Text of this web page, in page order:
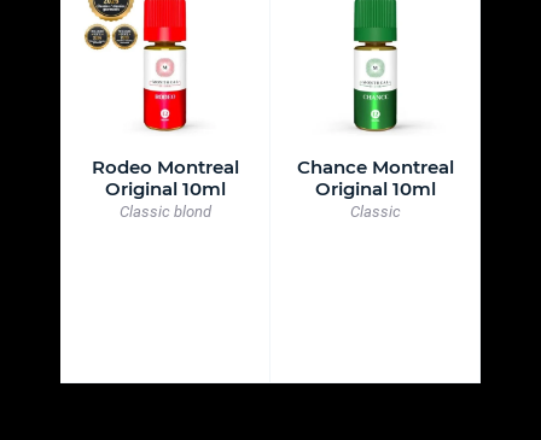
Rodeo Montreal
Original 10ml
Classic blond
Chance Montreal
Original 10ml
Classic